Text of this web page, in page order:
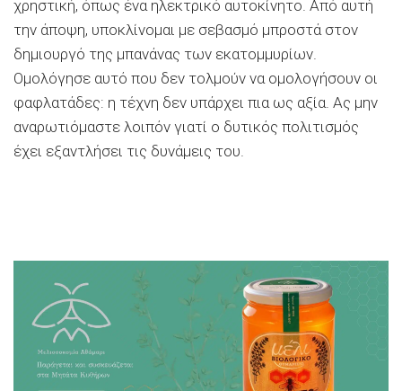
χρηστική, όπως ένα ηλεκτρικό αυτοκίνητο. Από αυτή
την άποψη, υποκλίνομαι με σεβασμό μπροστά στον
δημιουργό της μπανάνας των εκατομμυρίων.
Ομολόγησε αυτό που δεν τολμούν να ομολογήσουν οι
φαφλατάδες: η τέχνη δεν υπάρχει πια ως αξία. Ας μην
αναρωτιόμαστε λοιπόν γιατί ο δυτικός πολιτισμός
έχει εξαντλήσει τις δυνάμεις του.